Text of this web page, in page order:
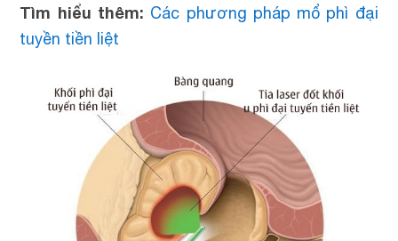
Tìm hiểu thêm: Các phương pháp mổ phì đại
tuyền tiền liệt